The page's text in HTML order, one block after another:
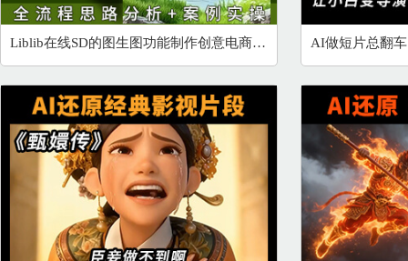
Liblib在线SD的图生图功能制作创意电商海报